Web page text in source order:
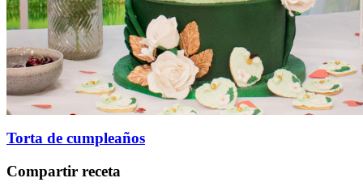
Torta de cumpleaños
Compartir receta